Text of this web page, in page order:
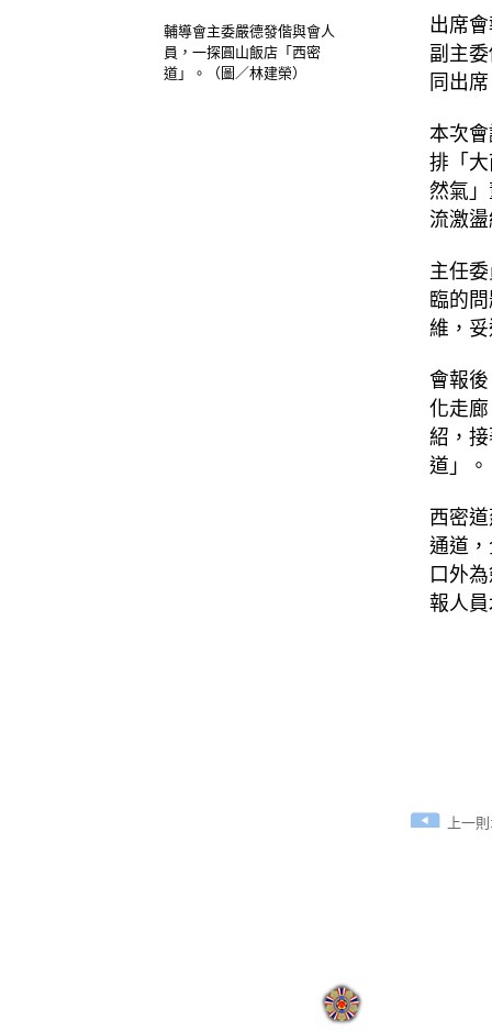
輔導會主委嚴德發偕與會人
員，一探圓山飯店「西密
道」。（圖／林建榮）
出席
副主
同出
本次
排「
然氣
流激
主任
臨的
維，
會報
化走
紹，
道」。
西密
通道
口外
報人
上一